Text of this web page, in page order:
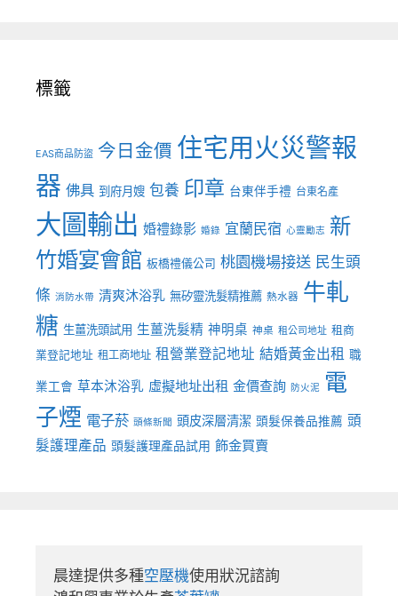
標籤
EAS商品防盜 今日金價 住宅用火災警報
器 佛具 到府月嫂 包養 印章 台東伴手禮 台東名產
大圖輸出 婚禮錄影 婚錄 宜蘭民宿 心靈勵志 新
竹婚宴會館 板橋禮儀公司 桃園機場接送 民生頭
條 消防水帶 清爽沐浴乳 無矽靈洗髮精推薦 熱水器 牛軋
糖 生薑洗頭試用 生薑洗髮精 神明桌 神桌 租公司地址 租商
業登記地址 租工商地址 租營業登記地址 結婚黃金出租 職
業工會 草本沐浴乳 虛擬地址出租 金價查詢 防火泥
電
子煙 電子菸 頭條新聞 頭皮深層清潔 頭髮保養品推薦 頭
髮護理產品 頭髮護理產品試用 飾金買賣
晨達提供多種空壓機使用狀況諮詢